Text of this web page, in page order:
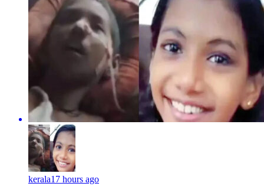
kerala17 hours ago